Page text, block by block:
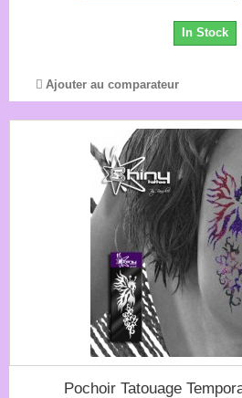
In Stock
Ajouter au comparateur
Pochoir Tatouage